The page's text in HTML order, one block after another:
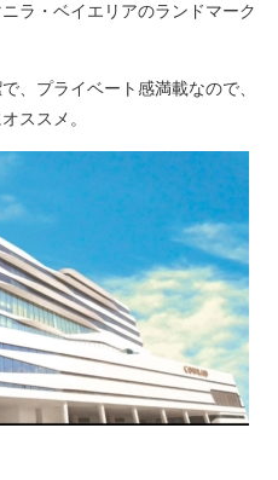
ラ・ベイエリアのランドマーク
、プライベート感満載なので、
ススメ。